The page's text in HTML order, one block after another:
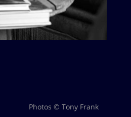
Photos © Tony Frank